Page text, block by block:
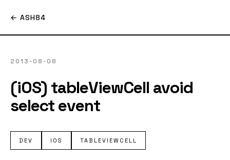
← ASH84
2013-08-08
(iOS) tableViewCell avoid
select event
DEV IOS TABLEVIEWCELL